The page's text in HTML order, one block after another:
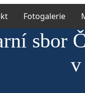
Fotogalerie
sbor
v